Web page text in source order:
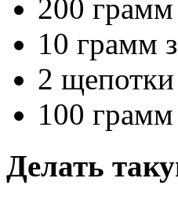
200
10 грамм
2
100
Делать